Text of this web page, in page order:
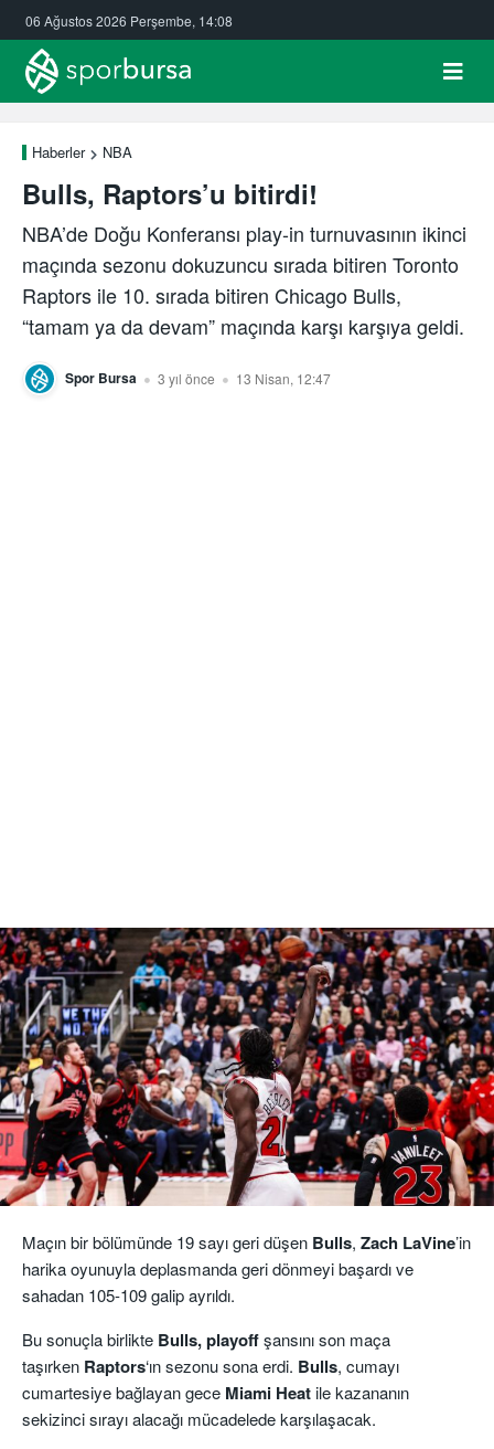
06 Ağustos 2026 Perşembe, 14:08
Haberler NBA
Bulls, Raptors’u bitirdi!
NBA’de Doğu Konferansı play-in turnuvasının ikinci
maçında sezonu dokuzuncu sırada bitiren Toronto
Raptors ile 10. sırada bitiren Chicago Bulls,
“tamam ya da devam” maçında karşı karşıya geldi.
Spor Bursa 3 yıl önce 13 Nisan, 12:47
Maçın bir bölümünde 19 sayı geri düşen Bulls, Zach LaVine’in
harika oyunuyla deplasmanda geri dönmeyi başardı ve
sahadan 105-109 galip ayrıldı.
Bu sonuçla birlikte Bulls, playoffşansını son maça
taşırken Raptors‘ın sezonu sona erdi. Bulls, cumayı
cumartesiye bağlayan gece Miami Heatile kazananın
sekizinci sırayı alacağı mücadelede karşılaşacak.